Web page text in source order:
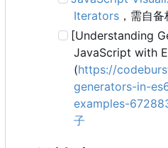
Iterators ，需自
[Understanding
JavaScript with
(https://
generators-in-
examples-
子